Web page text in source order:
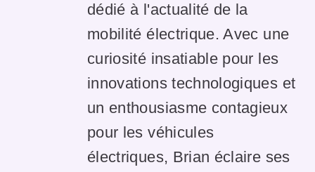
dédié à l'actualité de la
mobilité électrique. Avec une
curiosité insatiable pour les
innovations technologiques et
un enthousiasme contagieux
pour les véhicules
électriques, Brian éclaire ses